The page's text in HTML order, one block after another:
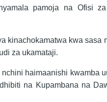
pamoja na Ofisi
kinachokamatwa kwa sasa
za ukamataji.
haimaanishi kwamba
na Kupambana na